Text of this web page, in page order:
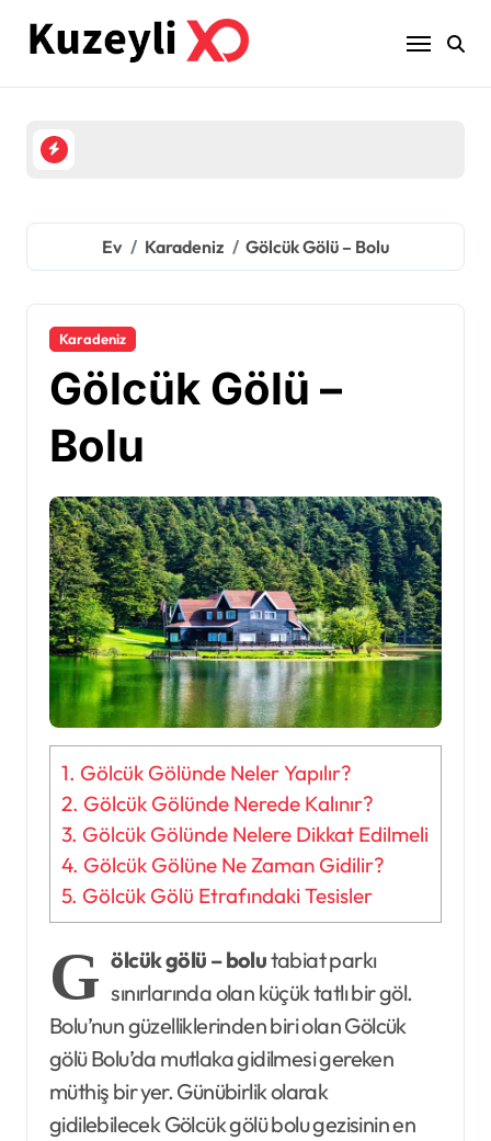
Ev Karadeniz Gölcük Gölü – Bolu
Karadeniz
Gölcük Gölü –
Bolu
1. ​​​​​​Gölcük Gölünde Neler Yapılır?
2. Gölcük Gölünde Nerede Kalınır?
3. Gölcük Gölünde Nelere Dikkat Edilmeli
4. Gölcük Gölüne Ne Zaman Gidilir?
5. Gölcük Gölü Etrafındaki Tesisler
G ölcük gölü – bolutabiat parkı
sınırlarında olan küçük tatlı bir göl.
Bolu’nun güzelliklerinden biri olan Gölcük
gölü Bolu’da mutlaka gidilmesi gereken
müthiş bir yer. Günübirlik olarak
gidilebilecek Gölcük gölü bolu gezisinin en